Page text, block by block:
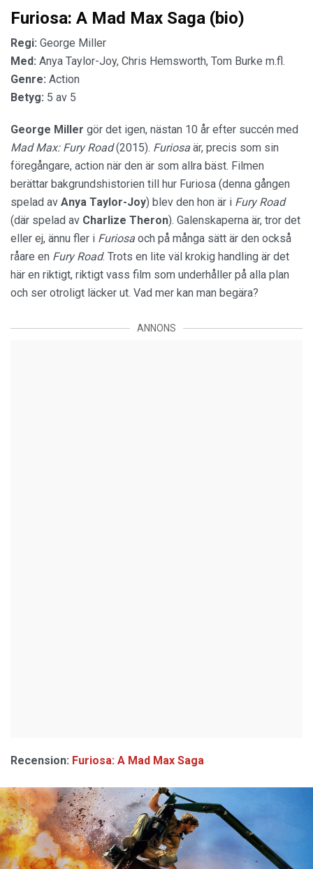
Furiosa: A Mad Max Saga (bio)
Regi: George Miller
Med: Anya Taylor-Joy, Chris Hemsworth, Tom Burke m.fl.
Genre: Action
Betyg: 5 av 5
George Miller gör det igen, nästan 10 år efter succén med
Mad Max: Fury Road(2015). Furiosa är, precis som sin
föregångare, action när den är som allra bäst. Filmen
berättar bakgrundshistorien till hur Furiosa (denna gången
spelad av Anya Taylor-Joy) blev den hon är i Fury Road
(där spelad av Charlize Theron). Galenskaperna är, tror det
eller ej, ännu fler i Furiosa och på många sätt är den också
råare en Fury Road. Trots en lite väl krokig handling är det
här en riktigt, riktigt vass film som underhåller på alla plan
och ser otroligt läcker ut. Vad mer kan man begära?
ANNONS
Recension: Furiosa: A Mad Max Saga